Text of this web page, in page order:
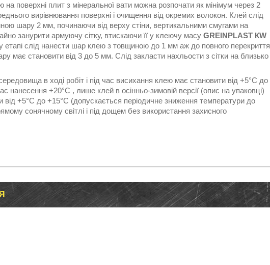
поверхні плит з мінеральної вати можна розпочати як мінімум через 2
вирівнювання поверхні і очищення від окремих волокон. Клей слід
шару 2 мм, починаючи від верху стіни, вертикальними смугами на
занурити армуючу сітку, втискаючи її у клеючу масу GREINPLAST КW
слід нанести шар клею з товщиною до 1 мм аж до повного перекриття
має становити від 3 до 5 мм. Слід закласти нахльости з сітки на близько
в ході робіт і під час висихання клею має становити від +5°C до
нанесення +20°C , лише клей в осінньо-зимовій версії (опис на упаковці)
від +5°C до +15°C (допускається періодичне зниження температури до
сонячному світлі і під дощем без використання захисного